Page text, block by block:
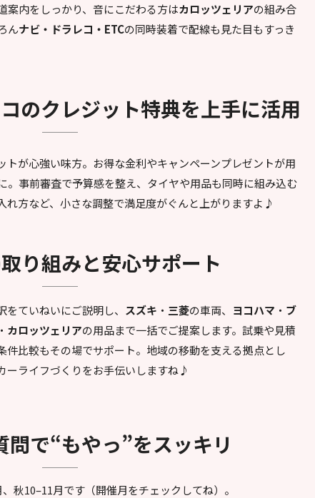
案内をしっかり、音にこだわる方はカロッツェリアの組み合
んナビ・ドラレコ・ETCの同時装着で配線も見た目もすっき
のクレジット特典を上手に活用
トが心強い味方。お得な金利やキャンペーンプレゼントが用
。事前審査で予算感を整え、タイヤや用品も同時に組み込む
れ方など、小さな調整で満足度がぐんと上がりますよ♪
り組みと安心サポート
ていねいにご説明し、 スズキ ・ 三菱の車両、 ヨコハマ ・ ブ
・ カロッツェリアの用品まで一括でご提案します。試乗や見積
件比較もその場でサポート。地域の移動を支える拠点とし
ーライフづくりをお手伝いしますね♪
問で“もやっ”をスッキリ
秋10–11月です（開催月をチェックしてね）。